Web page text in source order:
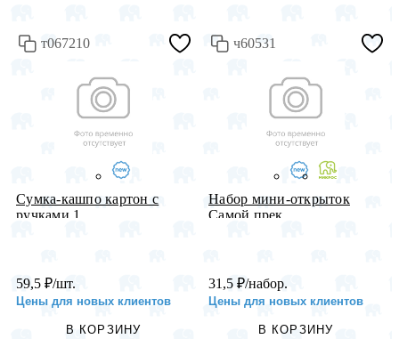
т067210
Сумка-кашпо картон с
ручками 1...
59,5 ₽/шт.
Цены для новых клиентов
В КОРЗИНУ
ч60531
Набор мини-открыток
Самой прек...
31,5 ₽/набор.
Цены для новых клиентов
В КОРЗИНУ